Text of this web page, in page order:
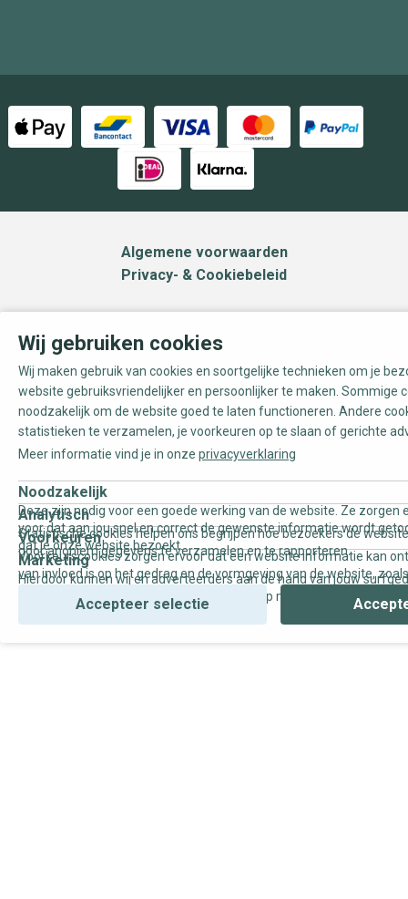
Algemene voorwaarden
Privacy- & Cookiebeleid
Wij gebruiken cookies
Wij maken gebruik van cookies en soortgelijke technieken om je
website gebruiksvriendelijker en persoonlijker te maken. Sommige
noodzakelijk om de website goed te laten functioneren. Andere
statistieken te verzamelen, je voorkeuren op te slaan of gerichte
Meer informatie vind je in onze privacyverklaring
Noodzakelijk
Deze zijn nodig voor een goede werking van de website. Ze zorgen
voor dat aan jou snel en correct de gewenste informatie wordt
dat je onze website bezoekt.
Analytisch
Statistische cookies helpen ons begrijpen hoe bezoekers de
door anoniem gegevens te verzamelen en te rapporteren.
Voorkeuren
Voorkeurscookies zorgen ervoor dat een website informatie kan
van invloed is op het gedrag en de vormgeving van de website,
Marketing
Hierdoor kunnen wij en adverteerders aan de hand van jouw
gepersonaliseerde online advertenties en op maat gemaakte
Accepteer selectie